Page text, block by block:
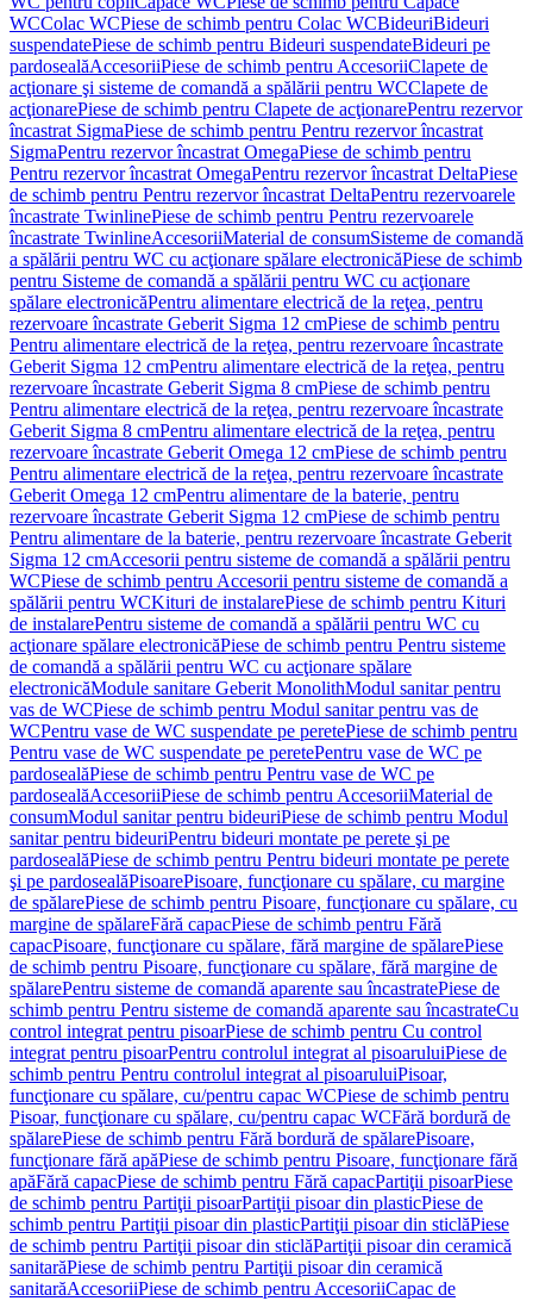
WCColac WCPiese de schimb pentru Colac WCBideuriBideuri
suspendatePiese de schimb pentru Bideuri suspendateBideuri pe
pardosealăAccesoriiPiese de schimb pentru AccesoriiClapete de
acţionare şi sisteme de comandă a spălării pentru WCClapete de
acţionarePiese de schimb pentru Clapete de acţionarePentru rezervor
încastrat SigmaPiese de schimb pentru Pentru rezervor încastrat
SigmaPentru rezervor încastrat OmegaPiese de schimb pentru
Pentru rezervor încastrat OmegaPentru rezervor încastrat DeltaPiese
de schimb pentru Pentru rezervor încastrat DeltaPentru rezervoarele
încastrate TwinlinePiese de schimb pentru Pentru rezervoarele
încastrate TwinlineAccesoriiMaterial de consumSisteme de comandă
a spălării pentru WC cu acţionare spălare electronicăPiese de schimb
pentru Sisteme de comandă a spălării pentru WC cu acţionare
spălare electronicăPentru alimentare electrică de la reţea, pentru
rezervoare încastrate Geberit Sigma 12 cmPiese de schimb pentru
Pentru alimentare electrică de la reţea, pentru rezervoare încastrate
Geberit Sigma 12 cmPentru alimentare electrică de la reţea, pentru
rezervoare încastrate Geberit Sigma 8 cmPiese de schimb pentru
Pentru alimentare electrică de la reţea, pentru rezervoare încastrate
Geberit Sigma 8 cmPentru alimentare electrică de la reţea, pentru
rezervoare încastrate Geberit Omega 12 cmPiese de schimb pentru
Pentru alimentare electrică de la reţea, pentru rezervoare încastrate
Geberit Omega 12 cmPentru alimentare de la baterie, pentru
rezervoare încastrate Geberit Sigma 12 cmPiese de schimb pentru
Pentru alimentare de la baterie, pentru rezervoare încastrate Geberit
Sigma 12 cmAccesorii pentru sisteme de comandă a spălării pentru
WCPiese de schimb pentru Accesorii pentru sisteme de comandă a
spălării pentru WCKituri de instalarePiese de schimb pentru Kituri
de instalarePentru sisteme de comandă a spălării pentru WC cu
acţionare spălare electronicăPiese de schimb pentru Pentru sisteme
de comandă a spălării pentru WC cu acţionare spălare
electronicăModule sanitare Geberit MonolithModul sanitar pentru
vas de WCPiese de schimb pentru Modul sanitar pentru vas de
WCPentru vase de WC suspendate pe peretePiese de schimb pentru
Pentru vase de WC suspendate pe peretePentru vase de WC pe
pardosealăPiese de schimb pentru Pentru vase de WC pe
pardosealăAccesoriiPiese de schimb pentru AccesoriiMaterial de
consumModul sanitar pentru bideuriPiese de schimb pentru Modul
sanitar pentru bideuriPentru bideuri montate pe perete şi pe
pardosealăPiese de schimb pentru Pentru bideuri montate pe perete
şi pe pardosealăPisoarePisoare, funcţionare cu spălare, cu margine
de spălarePiese de schimb pentru Pisoare, funcţionare cu spălare, cu
margine de spălareFără capacPiese de schimb pentru Fără
capacPisoare, funcţionare cu spălare, fără margine de spălarePiese
de schimb pentru Pisoare, funcţionare cu spălare, fără margine de
spălarePentru sisteme de comandă aparente sau încastratePiese de
schimb pentru Pentru sisteme de comandă aparente sau încastrateCu
control integrat pentru pisoarPiese de schimb pentru Cu control
integrat pentru pisoarPentru controlul integrat al pisoaruluiPiese de
schimb pentru Pentru controlul integrat al pisoaruluiPisoar,
funcţionare cu spălare, cu/pentru capac WCPiese de schimb pentru
Pisoar, funcţionare cu spălare, cu/pentru capac WCFără bordură de
spălarePiese de schimb pentru Fără bordură de spălarePisoare,
funcţionare fără apăPiese de schimb pentru Pisoare, funcţionare fără
apăFără capacPiese de schimb pentru Fără capacPartiţii pisoarPiese
de schimb pentru Partiţii pisoarPartiţii pisoar din plasticPiese de
schimb pentru Partiţii pisoar din plasticPartiţii pisoar din sticlăPiese
de schimb pentru Partiţii pisoar din sticlăPartiţii pisoar din ceramică
sanitarăPiese de schimb pentru Partiţii pisoar din ceramică
sanitarăAccesoriiPiese de schimb pentru AccesoriiCapac de